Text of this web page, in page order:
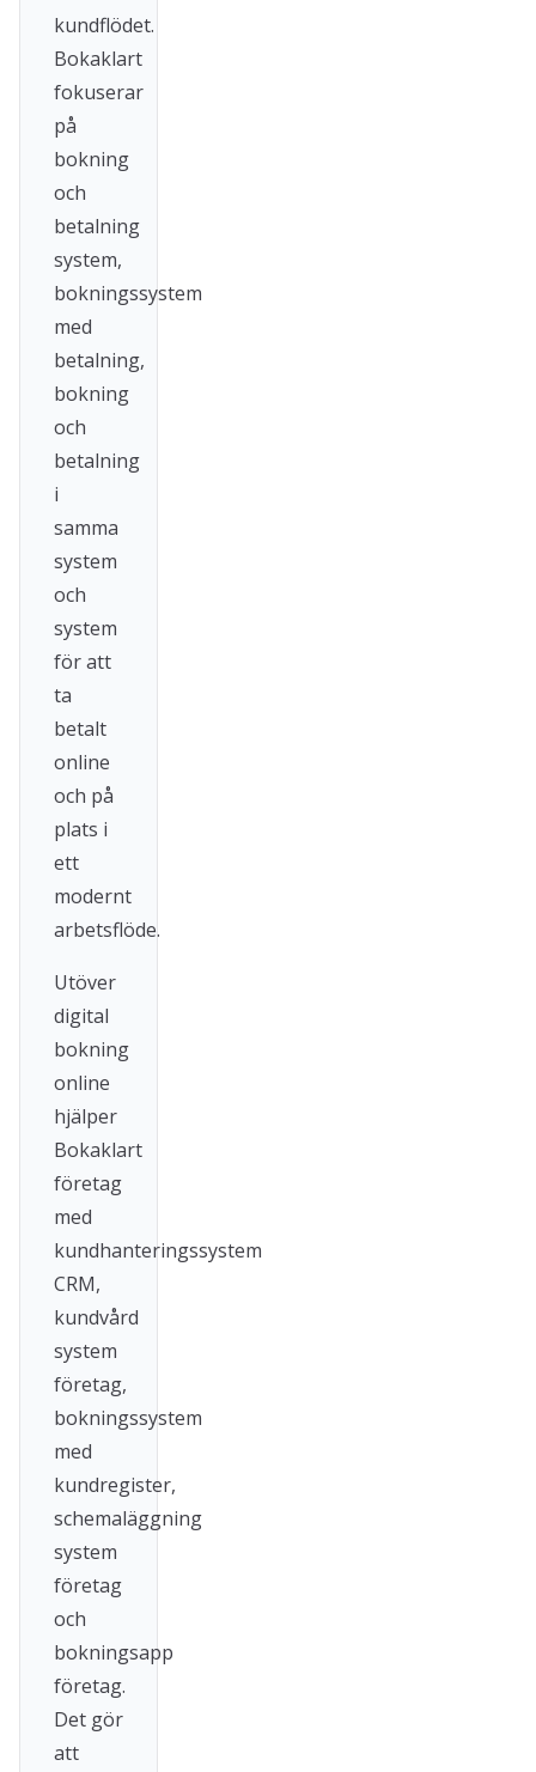
kundflödet.
Bokaklart
fokuserar
på
bokning
och
betalning
system,
bokningssystem
med
betalning,
bokning
och
betalning
i
samma
system
och
system
för att
ta
betalt
online
och på
plats i
ett
modernt
arbetsflöde.
Utöver
digital
bokning
online
hjälper
Bokaklart
företag
med
kundhanteringssystem
CRM,
kundvård
system
företag,
bokningssystem
med
kundregister,
schemaläggning
system
företag
och
bokningsapp
företag.
Det gör
att